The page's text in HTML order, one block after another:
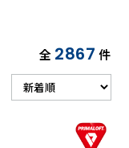
全 2867 件